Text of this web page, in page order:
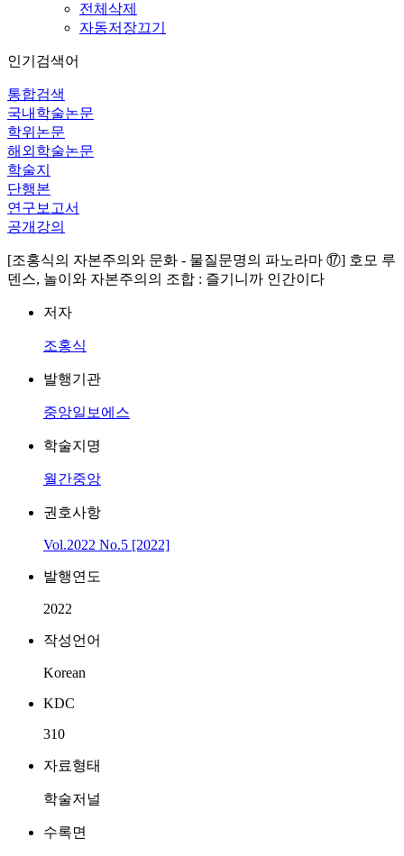
전체삭제
자동저장끄기
인기검색어
통합검색
국내학술논문
학위논문
해외학술논문
학술지
단행본
연구보고서
공개강의
[조홍식의 자본주의와 문화 - 물질문명의 파노라마 ⑰] 호모 루
덴스, 놀이와 자본주의의 조합 : 즐기니까 인간이다
저자
조홍식
발행기관
중앙일보에스
학술지명
월간중앙
권호사항
Vol.2022 No.5 [2022]
발행연도
2022
작성언어
Korean
KDC
310
자료형태
학술저널
수록면